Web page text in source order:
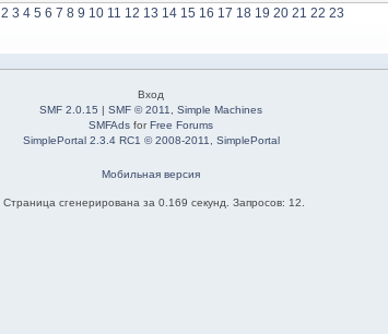
2 3 4 5 6 7 8 9 10 11 12 13 14 15 16 17 18 19 20 21 22 23
Вход
SMF 2.0.15 |SMF © 2011 ,Simple Machines
SMFAds forFree Forums
SimplePortal 2.3.4 RC1 © 2008-2011, SimplePortal
Мобильная версия
Страница сгенерирована за 0.169 секунд. Запросов: 12.